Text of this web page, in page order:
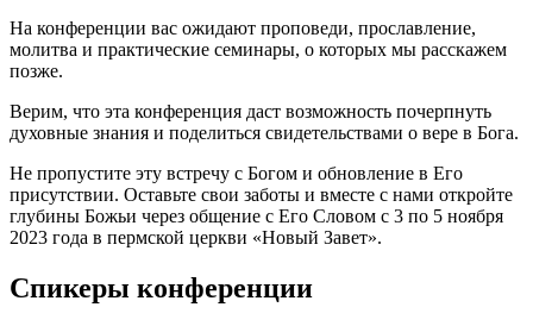
На конференции вас ожидают проповеди, прославление,
молитва и практические семинары, о которых мы расскажем
позже.
Верим, что эта конференция даст возможность почерпнуть
духовные знания и поделиться свидетельствами о вере в Бога.
Не пропустите эту встречу с Богом и обновление в Его
присутствии. Оставьте свои заботы и вместе с нами откройте
глубины Божьи через общение с Его Словом с 3 по 5 ноября
2023 года в пермской церкви «Новый Завет».
Спикеры конференции